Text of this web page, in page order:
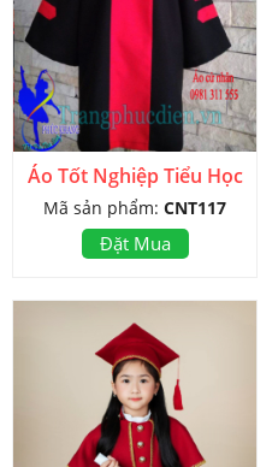
Áo Tốt Nghiệp Tiểu Học
Mã sản phẩm: CNT117
Đặt Mua